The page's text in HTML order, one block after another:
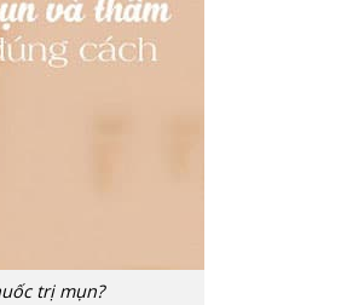
trị mụn?